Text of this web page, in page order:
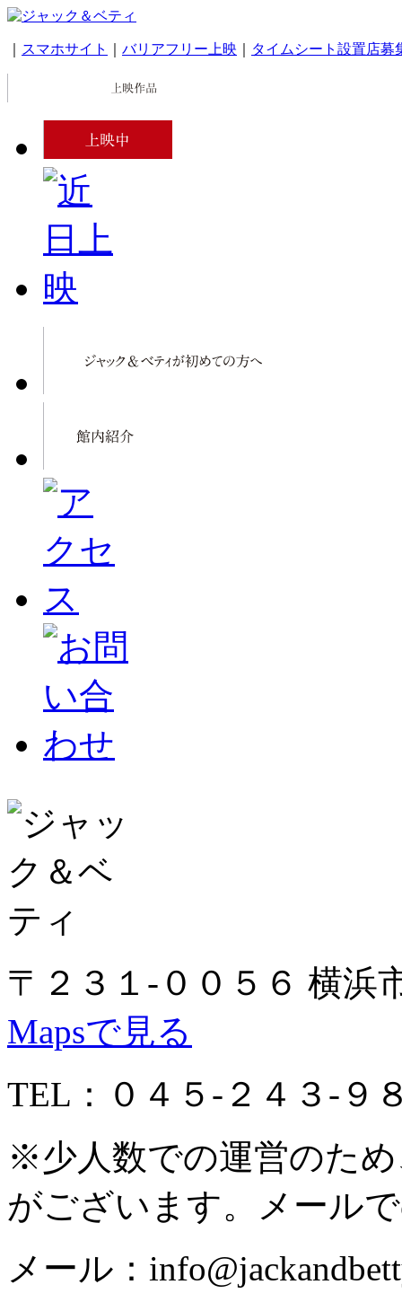
スマホサイト バリアフリー上映 タイムシート設置店募
〒２３１-００５６ 横浜
Mapsで見る
TEL：０４５-２４３-９
※少人数での運営のた
がございます。メール
メール：